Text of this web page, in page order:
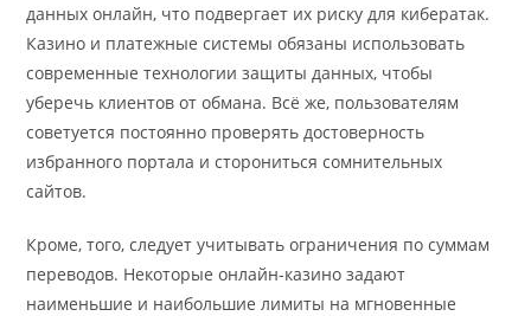
данных онлайн, что подвергает их риску для кибератак.
Казино и платежные системы обязаны использовать
современные технологии защиты данных, чтобы
уберечь клиентов от обмана. Всё же, пользователям
советуется постоянно проверять достоверность
избранного портала и сторониться сомнительных
сайтов.
Кроме, того, следует учитывать ограничения по суммам
переводов. Некоторые онлайн-казино задают
наименьшие и наибольшие лимиты на мгновенные